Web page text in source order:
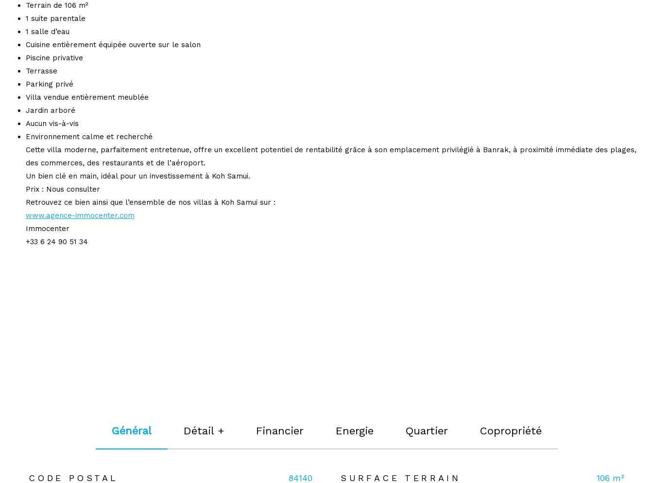
Terrain de 106 m²
1 suite parentale
1 salle d’eau
Cuisine entièrement équipée ouverte sur le salon
Piscine privative
Terrasse
Parking privé
Villa vendue entièrement meublée
Jardin arboré
Aucun vis-à-vis
Environnement calme et recherché
Cette villa moderne, parfaitement entretenue, offre un excellent potentiel de rentabilité grâce à son emplacement privilégié à Banrak, à proximité immédiate des plages,
des commerces, des restaurants et de l’aéroport.
Un bien clé en main, idéal pour un investissement à Koh Samui.
Prix : Nous consulter
Retrouvez ce bien ainsi que l’ensemble de nos villas à Koh Samui sur :
www.agence-immocenter.com
Immocenter
+33 6 24 90 51 34
Général Détail + Financier Energie Quartier Copropriété
TRAD_ZEPHYR_Caracteristique
CODE POSTAL 84140 SURFACE TERRAIN 106 m²